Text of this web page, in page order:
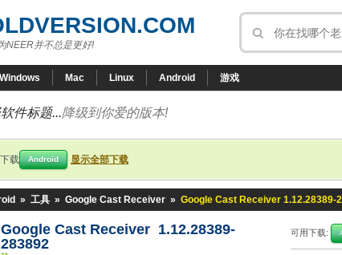
NEER并不总是更好!
Windows Mac Linux Android 游戏
件标题...降级到你爱的版本!
载 Android 显示全部下载
» 工具 » Google Cast Receiver » Google Cast Receiver 1.12.28389-
Google Cast Receiver 1.12.28389-
283892
可用下载: